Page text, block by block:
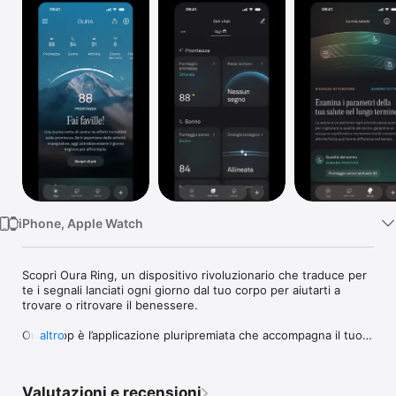
TV
iPhone, Apple Watch
Scopri Oura Ring, un dispositivo rivoluzionario che traduce per
te i segnali lanciati ogni giorno dal tuo corpo per aiutarti a
trovare o ritrovare il benessere.
Oura App è l’applicazione pluripremiata che accompagna il tuo
altro
Valutazioni e recensioni